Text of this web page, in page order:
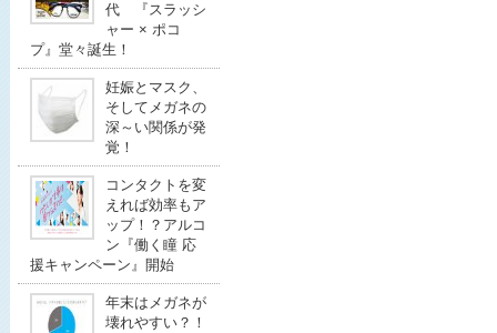
代 『スラッシ
ャー × ポコ
プ』堂々誕生！
妊娠とマスク、
そしてメガネの
深～い関係が発
覚！
コンタクトを変
えれば効率もア
ップ！？アルコ
ン『働く瞳 応
援キャンペーン』開始
年末はメガネが
壊れやすい？！